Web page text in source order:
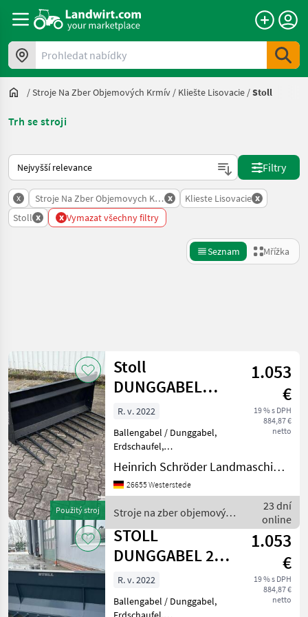
Prohledat nabídky
/Stroje Na Zber Objemových Krmív / Kliešte Lisovacie /Stoll
Trh se stroji
Takto se řadí nabídky na Landwirt.com
Filtry
x Stroje Na Zber Objemovych Krmiv
x Klieste Lisovacie x
Stoll x x Vymazat všechny filtry
Seznam Mřížka
Kategorie 4 Země
AKTUÁLNÍ
CESTA
poľnohospodárska
technika
Stroje Na Zber
Objemovych
Krmiv
Klieste
Lisovacie
Stoll
VYBRAT
KATEGORII
Stoll
Obnovit
Zobrazit
výsledků
Použitý stroj
Stoll
DUNGGABEL
1,75 METER |
NEU | EURO
1.053
€
19 % s DPH
884,87 €
netto
R. v. 2022
Ballengabel / Dunggabel,
Erdschaufel,
Schnellwechselrahmen,
Ballenzange, Palettengabel
________ Grundpreis Stroje
Kliešte lisovacie
Heinrich Schröder Landmaschinen KG Westerstede
26655 Westerstede
Stroje na zber objemových
krmív / Stoll
23 dní
online
STOLL
DUNGGABEL 2
METER | NEU |
EURO
1.053
€
19 % s DPH
884,87 €
netto
R. v. 2022
Ballengabel / Dunggabel,